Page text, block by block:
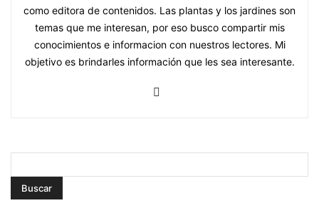
como editora de contenidos. Las plantas y los jardines son
temas que me interesan, por eso busco compartir mis
conocimientos e informacion con nuestros lectores. Mi
objetivo es brindarles información que les sea interesante.